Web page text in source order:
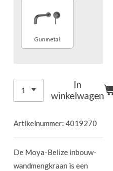
Gunmetal
In
winkelwagen
Artikelnummer: 4019270
De Moya-Belize inbouw-
wandmengkraan is een